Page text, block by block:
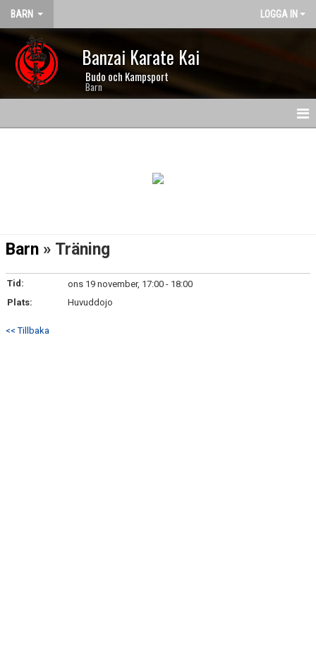
BARN LOGGA IN
Banzai Karate Kai
Budo och Kampsport
Barn
Barn » Träning
Tid:
ons 19 november, 17:00 - 18:00
Plats:
Huvuddojo
<< Tillbaka